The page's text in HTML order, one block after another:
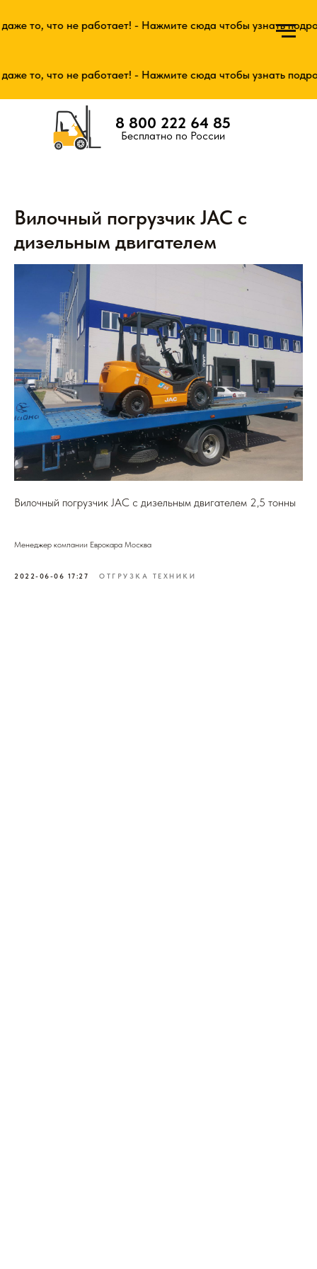
то, что не работает! - Нажмите сюда чтобы узнать
то, что не работает! - Нажмите сюда чтобы узнать
8 800 222 64 85
Бесплатно по России
Вилочный погрузчик JAC с
дизельным двигателем
Вилочный погрузчик JAC с дизельным двигателем 2,5 тонны
Менеджер компании Еврокара Москва
2022-06-06 17:27 ОТГРУЗКА ТЕХНИКИ